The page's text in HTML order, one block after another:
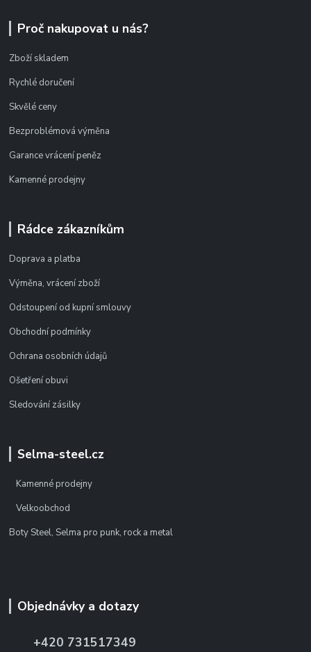
Proč nakupovat u nás?
Zboží skladem
Rychlé doručení
Skvělé ceny
Bezproblémová výměna
Garance vrácení peněz
Kamenné prodejny
Rádce zákazníkům
Doprava a platba
Výměna, vrácení zboží
Odstoupení od kupní smlouvy
Obchodní podmínky
Ochrana osobních údajů
Ošetření obuvi
Sledování zásilky
Selma-steel.cz
Kamenné prodejny
Velkoobchod
Boty Steel, Selma pro punk, rock a metal
Objednávky a dotazy
+420 731517349